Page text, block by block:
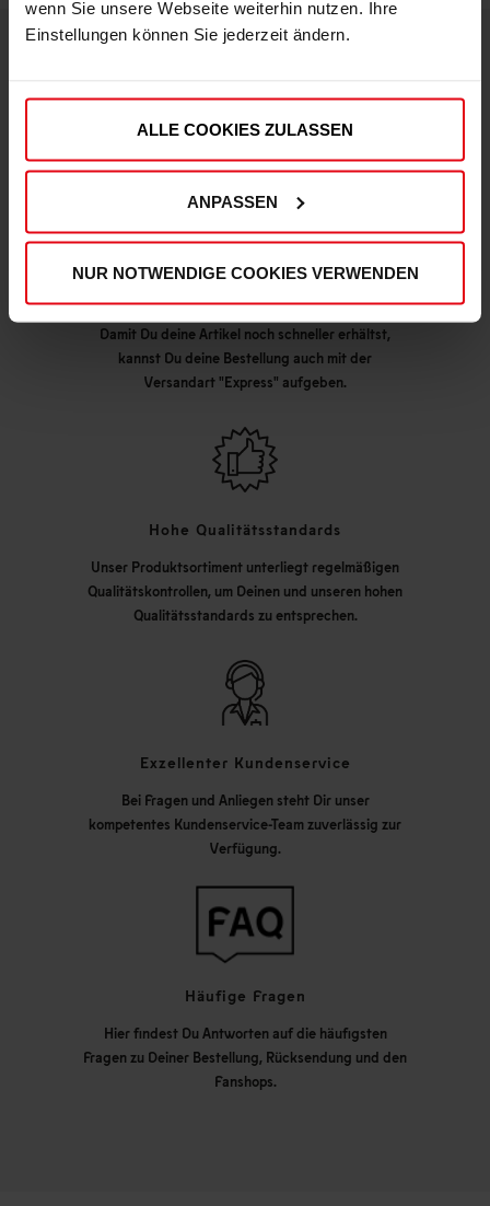
wenn Sie unsere Webseite weiterhin nutzen. Ihre
Einstellungen können Sie jederzeit ändern.
ALLE COOKIES ZULASSEN
ANPASSEN
NUR NOTWENDIGE COOKIES VERWENDEN
DEINE VORTEILE IN UNSEREM SHOP
Damit Du deine Artikel noch schneller erhältst,
kannst Du deine Bestellung auch mit der
Versandart "Express" aufgeben.
Hohe Qualitätsstandards
Unser Produktsortiment unterliegt regelmäßigen
Qualitätskontrollen, um Deinen und unseren hohen
Qualitätsstandards zu entsprechen.
Exzellenter Kundenservice
Bei Fragen und Anliegen steht Dir unser
kompetentes Kundenservice-Team zuverlässig zur
Verfügung.
Häufige Fragen
Hier findest Du Antworten auf die häufigsten
Fragen zu Deiner Bestellung, Rücksendung und den
Fanshops.